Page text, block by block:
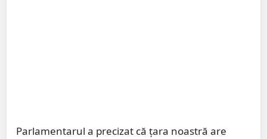
Parlamentarul a precizat că țara noastră are